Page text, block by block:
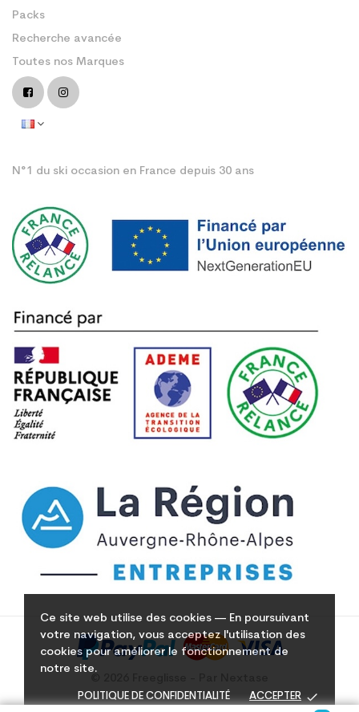
Ce site web utilise des cookies — En poursuivant
votre navigation, vous acceptez l'utilisation des
cookies pour améliorer le fonctionnement de
notre site.
POLITIQUE DE CONFIDENTIALITÉ ACCEPTER done
Packs
Recherche avancée
Toutes nos Marques
N°1 du ski occasion en France depuis 30 ans